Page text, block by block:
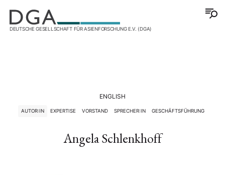
DEUTSCHE GESELLSCHAFT FÜR ASIENFORSCHUNG E.V. (DGA)
ENGLISH
AUTOR:IN EXPERTISE VORSTAND SPRECHER:IN GESCHÄFTSFÜHRUNG
Angela Schlenkhoff